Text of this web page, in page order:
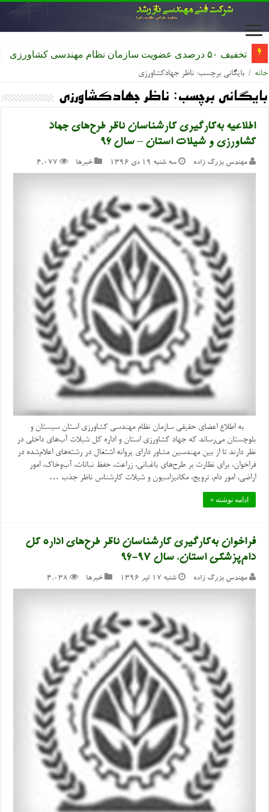
ثبت‌نام بیمه تکمیلی اعضای سازمان
خانه / بایگانی برچسب: ناظر جهادکشاورزی
بایگانی برچسب: ناظر جهادکشاورزی
اطلاعیه به‌کارگیری کارشناسان ناظر طرح‌های جهاد
کشاورزی و شیلات استان – سال ۹۶
مهندس بزرگ زاده سه شنبه ۱۹ دی ۱۳۹۶ خبرها 4,077
به اطلاع اعضای حقیقی سازمان نظام مهندسی کشاورزی استان سیستان و
بلوچستان می‌رساند که جهاد کشاورزی استان و اداره کل شیلات آب‌های داخلی در
نظر دارند تا از بین مهندسین مشاور دارای پروانه اشتغال در رشته‌های اعلام‌شده در
فراخوان، برای نظارت بر طرح‌های باغبانی، زراعت، حفظ نباتات، آب‌وخاک، امور
اراضی، امور دام، ترویج، مکانیزاسیون و شیلات کارشناس ناظر جذب …
ادامه نوشته »
فراخوان به‌کارگیری کارشناسان ناظر طرح‌های اداره کل
دام‌پزشکی استان، سال ۹۷-۹۶
مهندس بزرگ زاده شنبه ۱۷ تیر ۱۳۹۶ خبرها 4,038